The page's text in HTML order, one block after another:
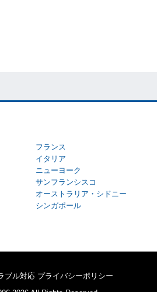
フランス
イタリア
ニューヨーク
サンフランシスコ
オーストラリア・シドニー
シンガポール
ブル対応 プライバシーポリシー